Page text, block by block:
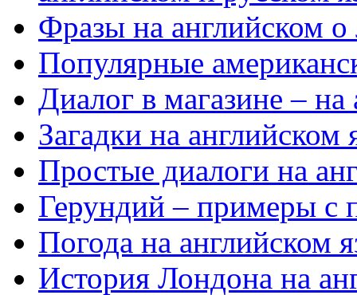
Фразы на английском
Популярные
Диалог в магазине – на
Загадки на английском
Простые диалоги на
Герундий – примеры с
Погода на английском
История Лондона на